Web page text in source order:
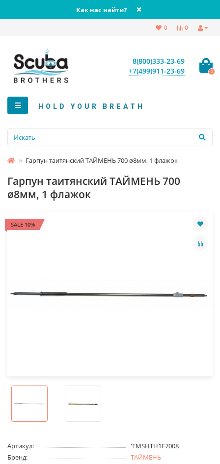
Как нас найти?
0
0
8(800)333-23-69
+7(499)911-23-69
0
HOLD YOUR BREATH
Гарпун таитянский ТАЙМЕНЬ 700 ø8мм, 1 флажок
Гарпун таитянский ТАЙМЕНЬ 700
ø8мм, 1 флажок
SALE 10%
Артикул:
'TMSHTH1F7008
Бренд:
ТАЙМЕНЬ